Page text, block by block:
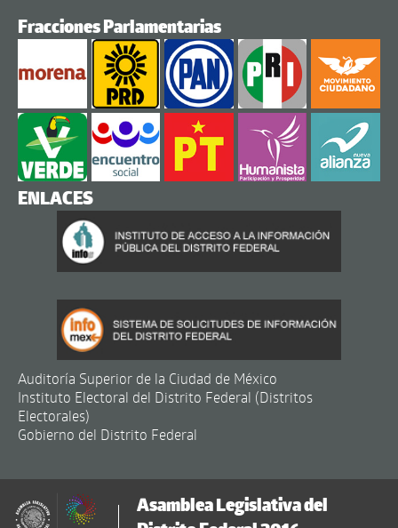
Fracciones Parlamentarias
ENLACES
Auditoría Superior de la Ciudad de México
Instituto Electoral del Distrito Federal (Distritos
Electorales)
Gobierno del Distrito Federal
Asamblea Legislativa del